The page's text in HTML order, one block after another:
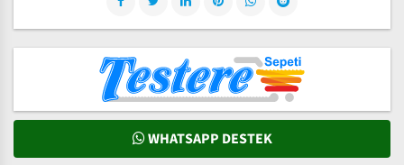
WHATSAPP DESTEK